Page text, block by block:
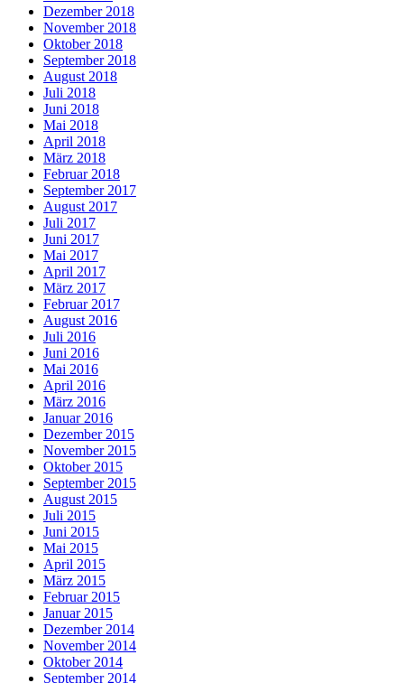
Dezember 2018
November 2018
Oktober 2018
September 2018
August 2018
Juli 2018
Juni 2018
Mai 2018
April 2018
März 2018
Februar 2018
September 2017
August 2017
Juli 2017
Juni 2017
Mai 2017
April 2017
März 2017
Februar 2017
August 2016
Juli 2016
Juni 2016
Mai 2016
April 2016
März 2016
Januar 2016
Dezember 2015
November 2015
Oktober 2015
September 2015
August 2015
Juli 2015
Juni 2015
Mai 2015
April 2015
März 2015
Februar 2015
Januar 2015
Dezember 2014
November 2014
Oktober 2014
September 2014